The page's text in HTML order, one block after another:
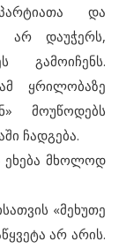
და
არ დაუჭერს,
გამოიჩენს.
ყრილობაზე
მოუწოდებს
ჩადგება.
ეხება მხოლოდ
«მეხუთე
არ არის.